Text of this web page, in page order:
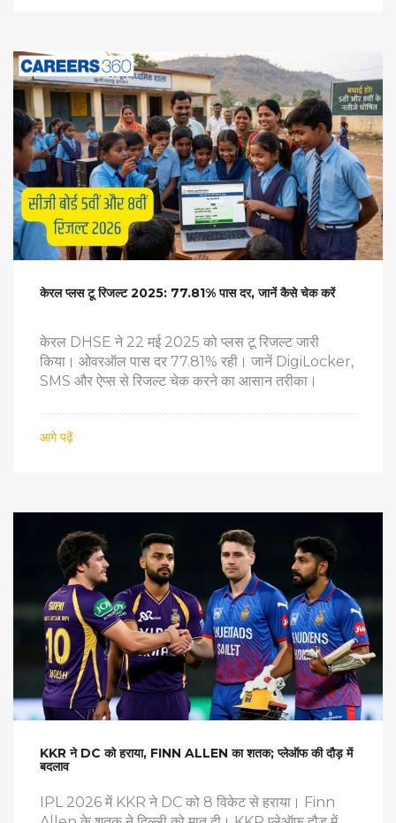
केरल प्लस टू रिजल्ट 2025: 77.81% पास दर, जानें कैसे चेक करें
केरल DHSE ने 22 मई 2025 को प्लस टू रिजल्ट जारी
किया। ओवरऑल पास दर 77.81% रही। जानें DigiLocker,
SMS और ऐप्स से रिजल्ट चेक करने का आसान तरीका।
आगे पढ़ें
KKR ने DC को हराया, FINN ALLEN का शतक; प्लेऑफ की दौड़ में
बदलाव
IPL 2026 में KKR ने DC को 8 विकेट से हराया। Finn